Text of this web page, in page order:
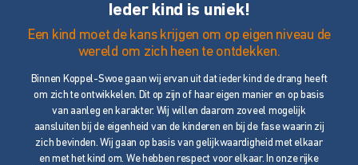
Ieder kind is uniek!
Een kind moet de kans krijgen om op eigen niveau de
wereld om zich heen te ontdekken.
Binnen Koppel-Swoe gaan wij ervan uit dat ieder kind de drang heeft
om zich te ontwikkelen. Dit op zijn of haar eigen manier en op basis
van aanleg en karakter. Wij willen daarom zoveel mogelijk
aansluiten bij de eigenheid van de kinderen en bij de fase waarin zij
zich bevinden. Wij gaan op basis van gelijkwaardigheid met elkaar
en met het kind om. We hebben respect voor elkaar. In onze rijke